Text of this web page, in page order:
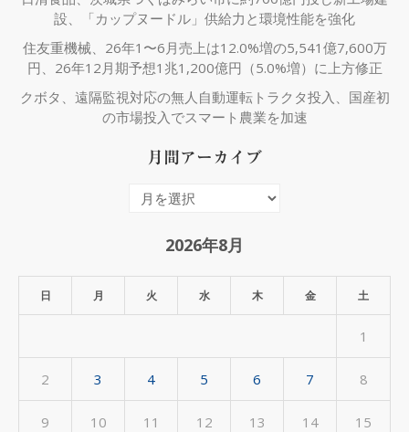
設、「カップヌードル」供給力と環境性能を強化
住友重機械、26年1〜6月売上は12.0%増の5,541億7,600万
円、26年12月期予想1兆1,200億円（5.0%増）に上方修正
クボタ、遠隔監視対応の無人自動運転トラクタ投入、国産初
の市場投入でスマート農業を加速
月間アーカイブ
イ
2026年8月
日 月 火 水 木 金 土
1
2 3 4 5 6 7 8
9 10 11 12 13 14 15